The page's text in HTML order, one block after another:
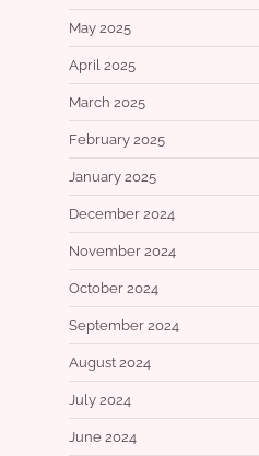
May 2025
April 2025
March 2025
February 2025
January 2025
December 2024
November 2024
October 2024
September 2024
August 2024
July 2024
June 2024